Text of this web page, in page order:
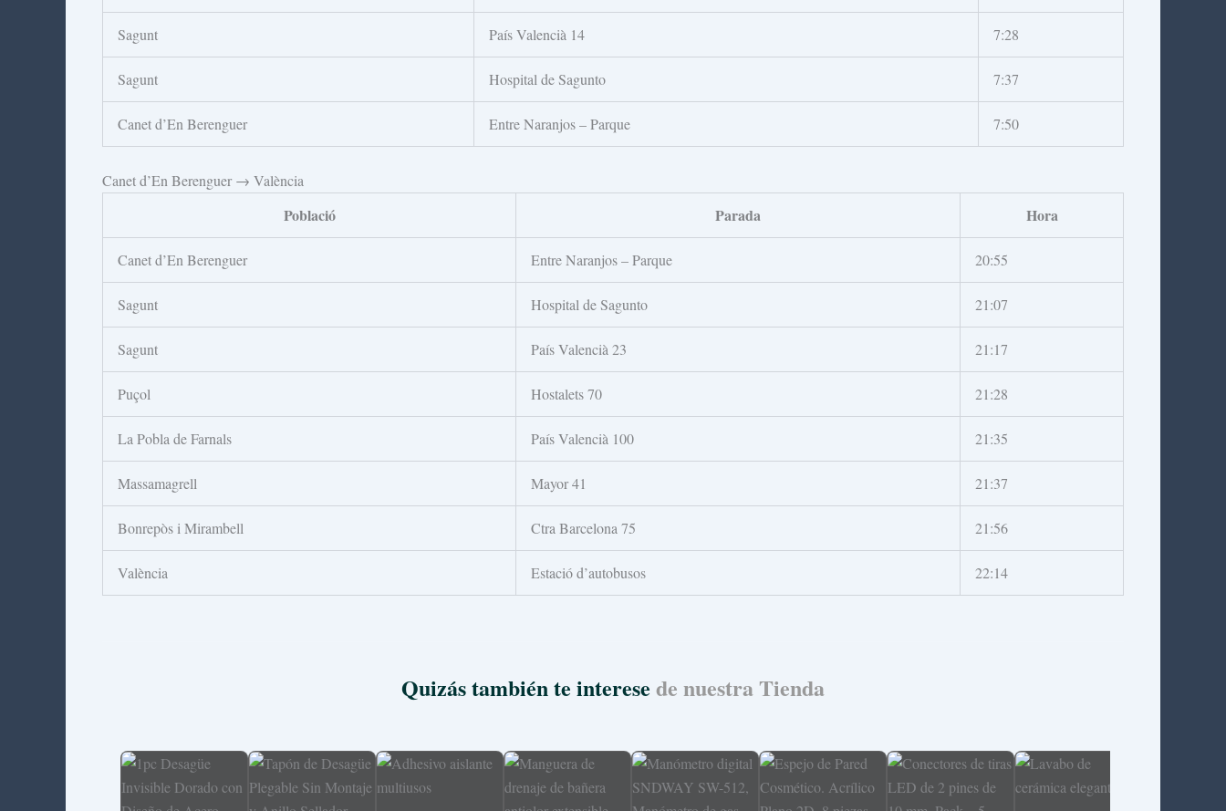
Sagunt País Valencià 14 7:28
Sagunt Hospital de Sagunto 7:37
Canet d’En Berenguer Entre Naranjos – Parque 7:50
Canet d’En Berenguer → València
Població Parada Hora
Canet d’En Berenguer Entre Naranjos – Parque 20:55
Sagunt Hospital de Sagunto 21:07
Sagunt País Valencià 23 21:17
Puçol Hostalets 70 21:28
La Pobla de Farnals País Valencià 100 21:35
Massamagrell Mayor 41 21:37
Bonrepòs i Mirambell Ctra Barcelona 75 21:56
València Estació d’autobusos 22:14
Quizás también te interese de nuestra Tienda